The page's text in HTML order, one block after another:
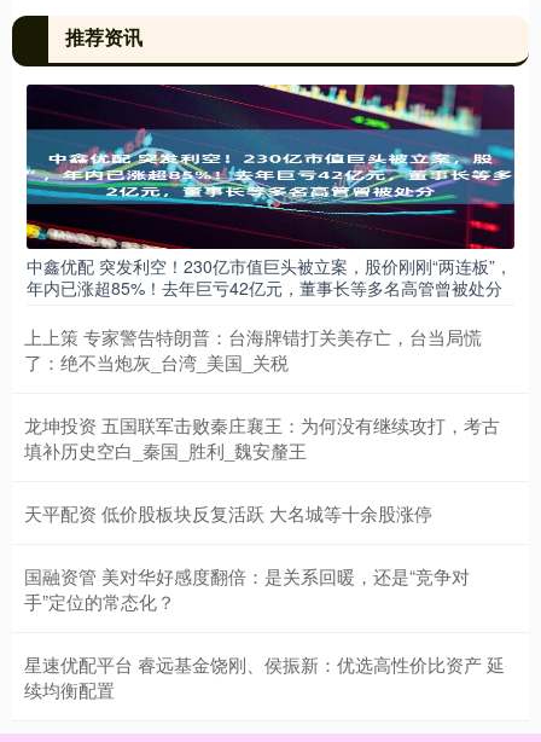
推荐资讯
中鑫优配 突发利空！230亿市值巨头被立案，股价刚刚“两连板”，
年内已涨超85%！去年巨亏42亿元，董事长等多名高管曾被处分
上上策 专家警告特朗普：台海牌错打关美存亡，台当局慌
了：绝不当炮灰_台湾_美国_关税
龙坤投资 五国联军击败秦庄襄王：为何没有继续攻打，考古
填补历史空白_秦国_胜利_魏安釐王
天平配资 低价股板块反复活跃 大名城等十余股涨停
国融资管 美对华好感度翻倍：是关系回暖，还是“竞争对
手”定位的常态化？
星速优配平台 睿远基金饶刚、侯振新：优选高性价比资产 延
续均衡配置